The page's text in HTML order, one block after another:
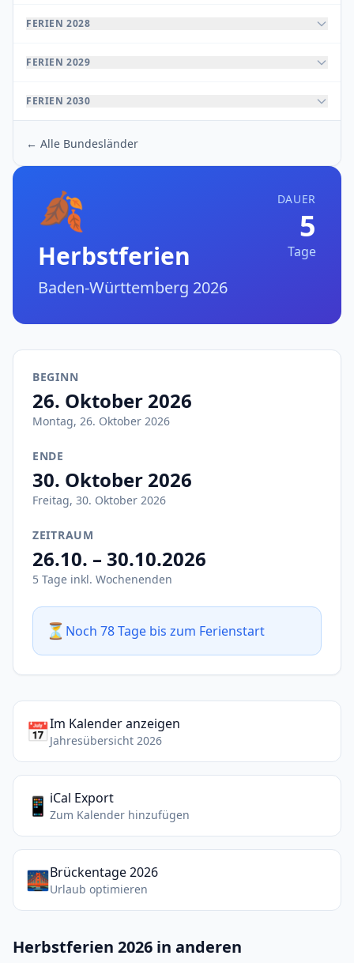
FERIEN 2028
FERIEN 2029
FERIEN 2030
← Alle Bundesländer
🍂
Herbstferien
Baden-Württemberg 2026
DAUER
5
Tage
BEGINN
26. Oktober 2026
Montag, 26. Oktober 2026
ENDE
30. Oktober 2026
Freitag, 30. Oktober 2026
ZEITRAUM
26.10. – 30.10.2026
5 Tage inkl. Wochenenden
⏳ Noch 78 Tage bis zum Ferienstart
📅Im Kalender anzeigen
Jahresübersicht 2026
📱 iCal Export
Zum Kalender hinzufügen
🌉Brückentage 2026
Urlaub optimieren
Herbstferien 2026 in anderen